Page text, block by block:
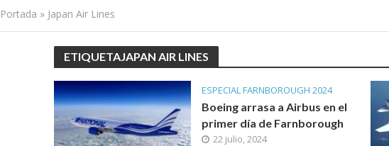
Portada » Japan Air Lines
ETIQUETAJAPAN AIR LINES
ESPECIAL FARNBOROUGH 2024
Boeing arrasa a Airbus en el
primer día de Farnborough
22 julio, 2024